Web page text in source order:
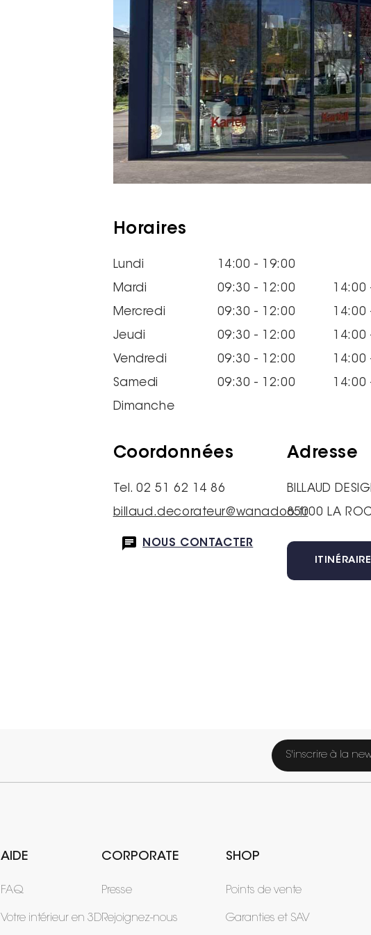
Horaires
Lundi
14:00 - 19:00
Mardi
09:30 - 12:00
Mercredi
09:30 - 12:00
Jeudi
09:30 - 12:00
Vendredi
09:30 - 12:00
Samedi
09:30 - 12:00
Dimanche
Coordonnées
Tel. 02 51 62 14 86
billaud.decorateur@wanadoo.fr
NOUS CONTACTER
Adresse
BILLAUD
85000 LA
ITINÉRAIRE
S'inscrire à la
AIDE
FAQ
Votre intérieur en 3D
CORPORATE
Presse
Rejoignez-nous
SHOP
Points de vente
Garanties et SAV